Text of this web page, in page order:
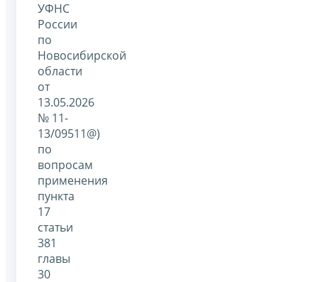
УФНС
России
по
Новосибирской
области
от
13.05.2026
№ 11-
13/09511@)
по
вопросам
применения
пункта
17
статьи
381
главы
30